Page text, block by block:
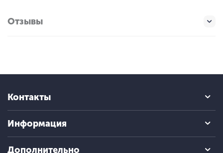
Отзывы
Контакты
Информация
Дополнительно